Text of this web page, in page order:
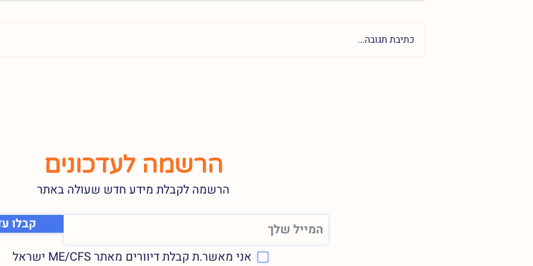
כתיבת תגובה...
הרשמה לעדכונים
הרשמה לקבלת מידע חדש שעולה באתר
קבלו
אני מאשר.ת קבלת דיוורים מאתר ME/CFS ישראל